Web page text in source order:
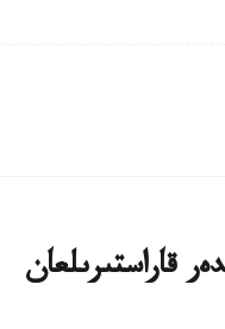
قاراستىرىلعان